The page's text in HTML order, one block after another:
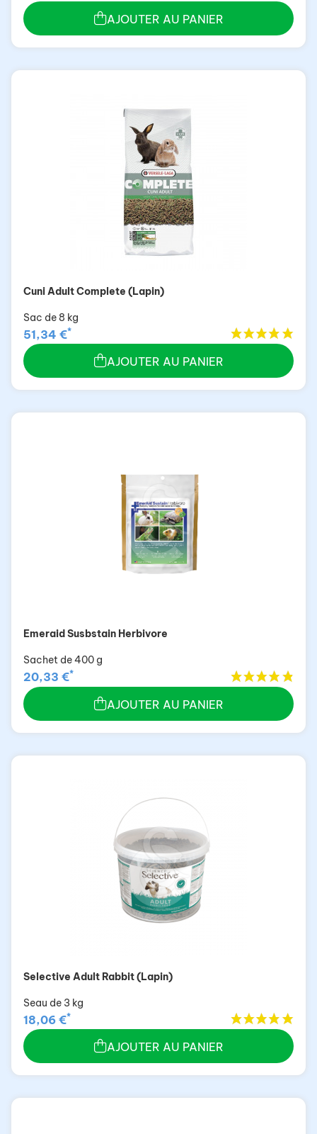
AJOUTER AU PANIER
Cuni Adult Complete (Lapin)
Sac de 8 kg
51,34 €*
AJOUTER AU PANIER
Emeraid Susbstain Herbivore
Sachet de 400 g
20,33 €*
AJOUTER AU PANIER
Selective Adult Rabbit (Lapin)
Seau de 3 kg
18,06 €*
AJOUTER AU PANIER